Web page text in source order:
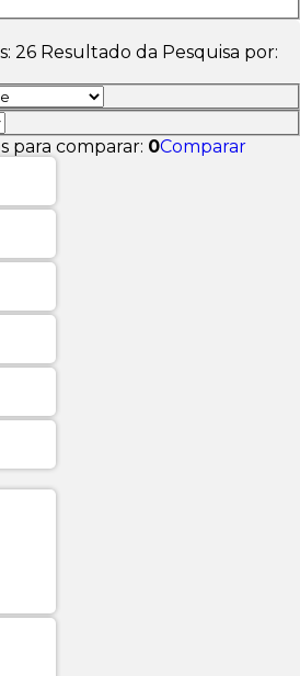
26 Resultado da Pesquisa por:
para comparar: 0Comparar